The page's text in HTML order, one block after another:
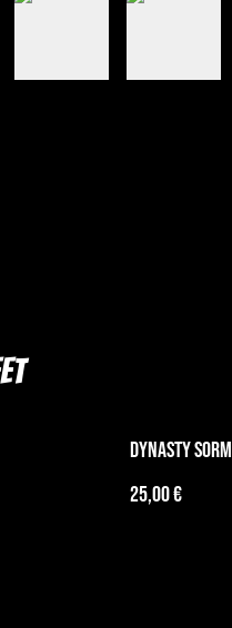
Dynasty
25,00 €